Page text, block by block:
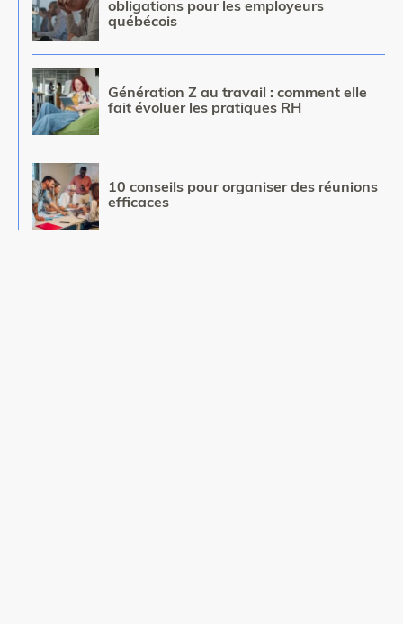
obligations pour les employeurs
québécois
Image
Génération Z au travail : comment elle
fait évoluer les pratiques RH
Image
10 conseils pour organiser des réunions
efficaces